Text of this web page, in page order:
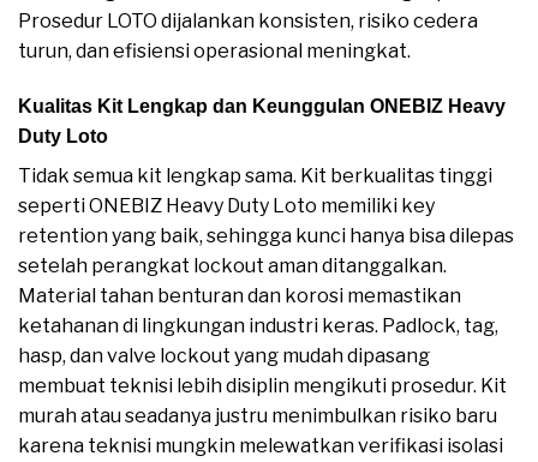
Prosedur LOTO dijalankan konsisten, risiko cedera
turun, dan efisiensi operasional meningkat.
Kualitas Kit Lengkap dan Keunggulan ONEBIZ Heavy
Duty Loto
Tidak semua kit lengkap sama. Kit berkualitas tinggi
seperti ONEBIZ Heavy Duty Loto memiliki key
retention yang baik, sehingga kunci hanya bisa dilepas
setelah perangkat lockout aman ditanggalkan.
Material tahan benturan dan korosi memastikan
ketahanan di lingkungan industri keras. Padlock, tag,
hasp, dan valve lockout yang mudah dipasang
membuat teknisi lebih disiplin mengikuti prosedur. Kit
murah atau seadanya justru menimbulkan risiko baru
karena teknisi mungkin melewatkan verifikasi isolasi